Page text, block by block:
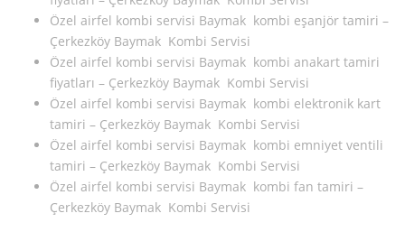
Özel airfel kombi servisi Baymak kombi eşanjör tamiri –
Çerkezköy Baymak Kombi Servisi
Özel airfel kombi servisi Baymak kombi anakart tamiri
fiyatları – Çerkezköy Baymak Kombi Servisi
Özel airfel kombi servisi Baymak kombi elektronik kart
tamiri – Çerkezköy Baymak Kombi Servisi
Özel airfel kombi servisi Baymak kombi emniyet ventili
tamiri – Çerkezköy Baymak Kombi Servisi
Özel airfel kombi servisi Baymak kombi fan tamiri –
Çerkezköy Baymak Kombi Servisi